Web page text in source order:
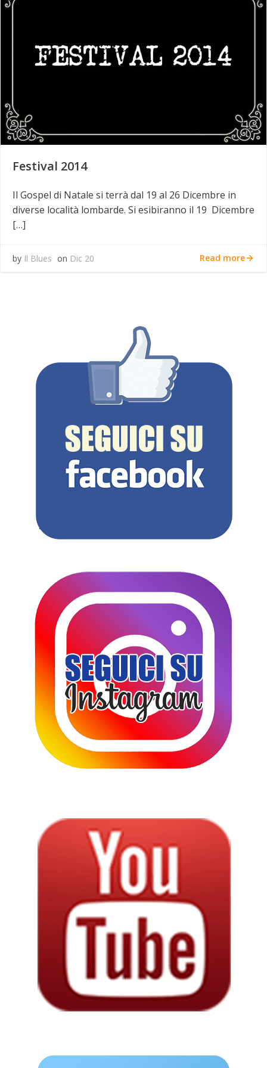
Festival 2014
Il Gospel di Natale si terrà dal 19 al 26 Dicembre in
diverse località lombarde. Si esibiranno il 19 Dicembre
[…]
by Il Blues on Dic 20 Read more